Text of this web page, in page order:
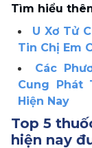
Tìm hiểu
U Xơ Tử
Tin Chị Em
Các
Cung Phát
Hiện Nay
Top 5
hiện nay